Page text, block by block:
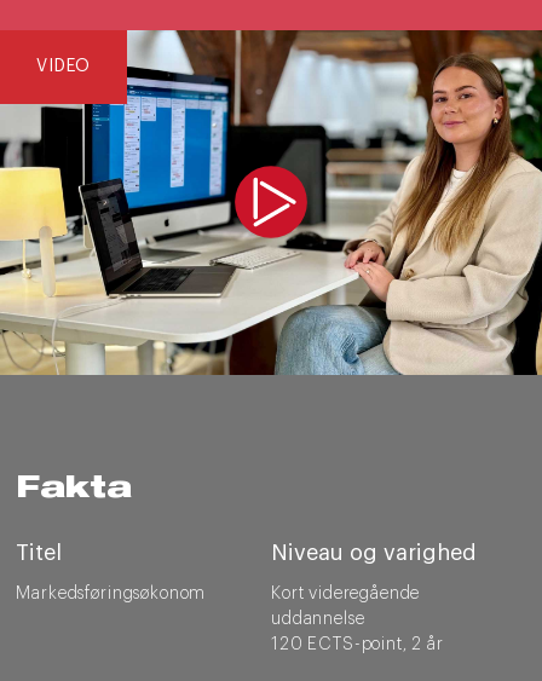
VIDEO
Fakta
Titel
Markedsføringsøkonom
Niveau og varighed
Kort videregående
uddannelse
120 ECTS-point, 2 år